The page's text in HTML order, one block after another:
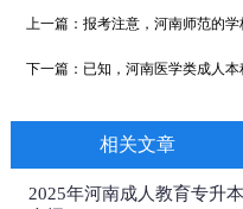
上一篇： 报考注意，河南师范的
下一篇： 已知，河南医学类成人本
相关文章
2025年河南成人教育专升